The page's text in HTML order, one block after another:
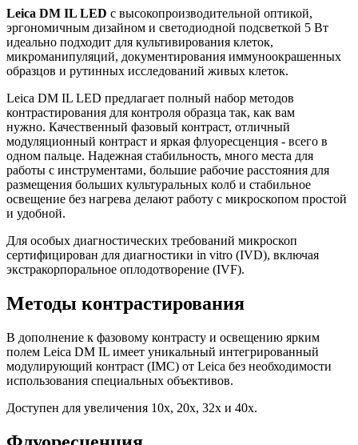
Leica DM IL LED с высокопроизводительной оптикой,
эргономичным дизайном и светодиодной подсветкой 5 Вт
идеально подходит для культивирования клеток,
микроманипуляций, документирования иммуноокрашенных
образцов и рутинных исследований живых клеток.
Leica DM IL LED предлагает полный набор методов
контрастирования для контроля образца так, как вам
нужно. Качественный фазовый контраст, отличный
модуляционный контраст и яркая флуоресценция - всего в
одном пальце. Надежная стабильность, много места для
работы с инструментами, большие рабочие расстояния для
размещения больших культуральных колб и стабильное
освещение без нагрева делают работу с микроскопом простой
и удобной.
Для особых диагностических требований микроскоп
сертифицирован для диагностики in vitro (IVD), включая
экстракорпоральное оплодотворение (IVF).
Методы контрастирования
В дополнение к фазовому контрасту и освещению ярким
полем Leica DM IL имеет уникальный интегрированный
модулирующий контраст (IMC) от Leica без необходимости
использования специальных объективов.
Доступен для увеличения 10x, 20x, 32x и 40x.